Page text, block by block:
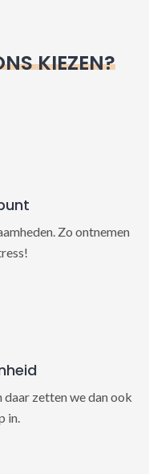
KIEZEN?
Zo ontnemen
zetten we dan ook
in.